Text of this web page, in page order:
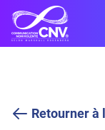
Retourner à